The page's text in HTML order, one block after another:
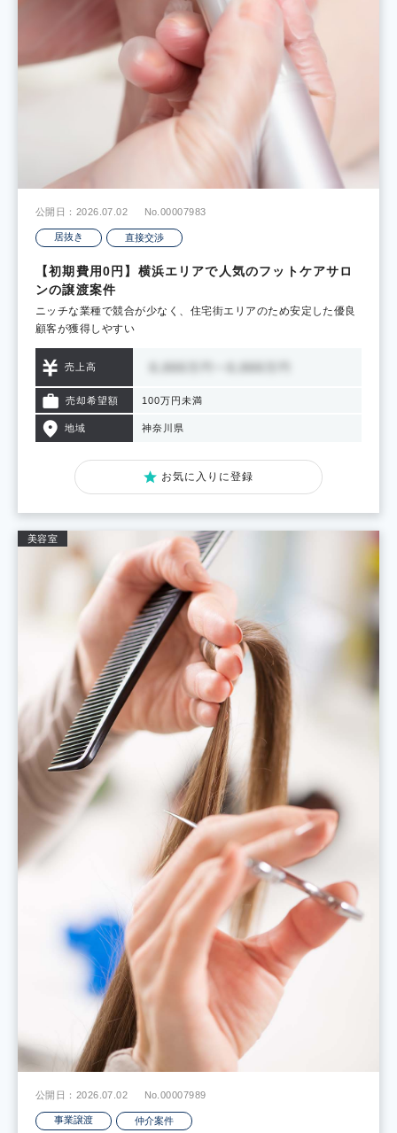
公開日：2026.07.02 No.00007983
居抜き 直接交渉
【初期費用0円】横浜エリアで人気のフットケアサロ
ンの譲渡案件
ニッチな業種で競合が少なく、住宅街エリアのため安定した優良
顧客が獲得しやすい
売上高
売却希望額 100万円未満
地域 神奈川県
お気に入りに登録
美容室
公開日：2026.07.02 No.00007989
事業譲渡 仲介案件